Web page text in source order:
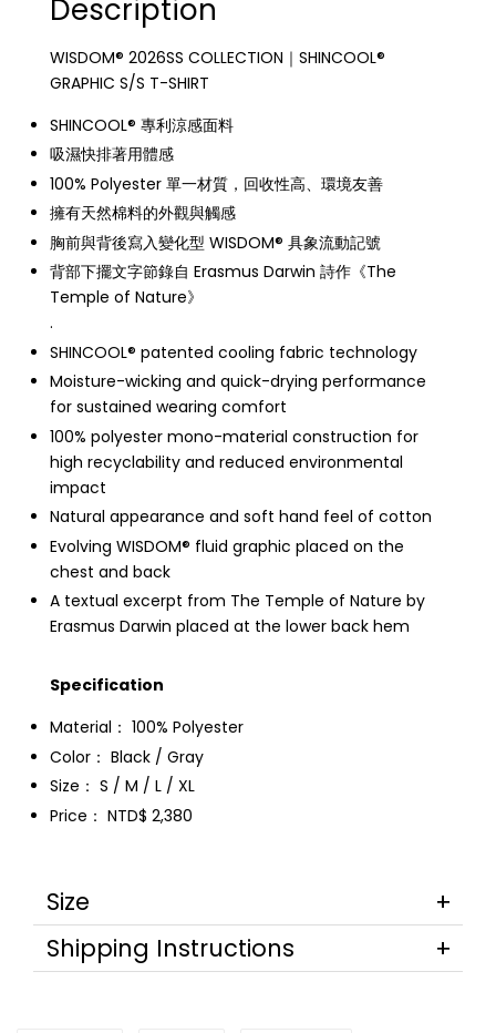
Description
WISDOM® 2026SS COLLECTION｜SHINCOOL®
GRAPHIC S/S T-SHIRT
SHINCOOL® 專利涼感面料
吸濕快排著用體感
100% Polyester 單一材質，回收性高、環境友善
擁有天然棉料的外觀與觸感
胸前與背後寫入變化型 WISDOM® 具象流動記號
背部下擺文字節錄自 Erasmus Darwin 詩作《The
Temple of Nature》
.
SHINCOOL® patented cooling fabric technology
Moisture-wicking and quick-drying performance
for sustained wearing comfort
100% polyester mono-material construction for
high recyclability and reduced environmental
impact
Natural appearance and soft hand feel of cotton
Evolving WISDOM® fluid graphic placed on the
chest and back
A textual excerpt from The Temple of Nature by
Erasmus Darwin placed at the lower back hem
Specification
Material： 100% Polyester
Color： Black / Gray
Size： S / M / L / XL
Price： NTD$ 2,380
Size
Shipping Instructions